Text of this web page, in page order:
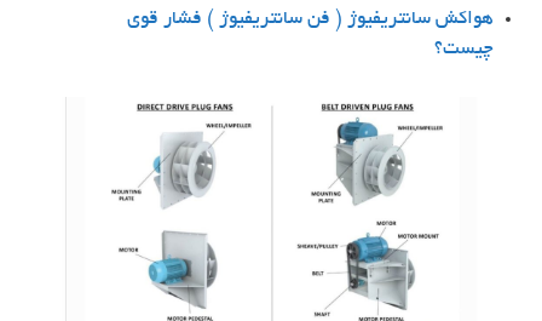
هواکش سانتریفیوژ ( فن سانتریفیوژ ) فشار قوی
چیست؟